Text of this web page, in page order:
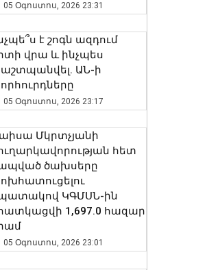
05 Օգոստոս, 2026 23:31
է շոգն ազդում
վրա և ինչպես
ԱՆ-ի
05 Օգոստոս, 2026 23:17
Մկրտչյանի
հետ
ծախսերը
ԿԳՄՍՆ-ին
1,697.0 հազար
05 Օգոստոս, 2026 23:01